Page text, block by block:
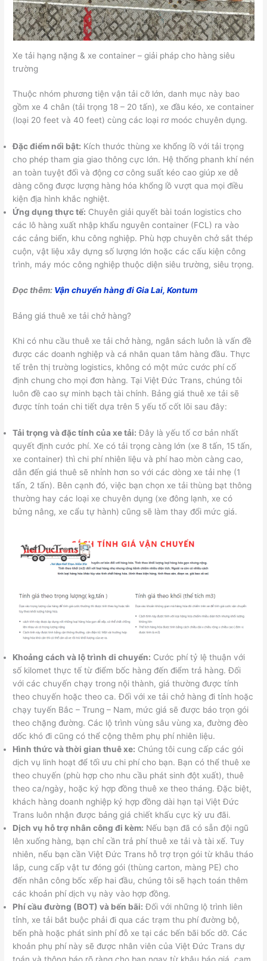
Xe tải hạng nặng & xe container – giải pháp cho hàng siêu
trường
Thuộc nhóm phương tiện vận tải cỡ lớn, danh mục này bao
gồm xe 4 chân (tải trọng 18 – 20 tấn), xe đầu kéo, xe container
(loại 20 feet và 40 feet) cùng các loại rơ moóc chuyên dụng.
Đặc điểm nổi bật: Kích thước thùng xe khổng lồ với tải trọng
cho phép tham gia giao thông cực lớn. Hệ thống phanh khí nén
an toàn tuyệt đối và động cơ công suất kéo cao giúp xe dễ
dàng cõng được lượng hàng hóa khổng lồ vượt qua mọi điều
kiện địa hình khắc nghiệt.
Ứng dụng thực tế: Chuyên giải quyết bài toán logistics cho
các lô hàng xuất nhập khẩu nguyên container (FCL) ra vào
các cảng biển, khu công nghiệp. Phù hợp chuyên chở sắt thép
cuộn, vật liệu xây dựng số lượng lớn hoặc các cấu kiện công
trình, máy móc công nghiệp thuộc diện siêu trường, siêu trọng.
Đọc thêm: Vận chuyển hàng đi Gia Lai, Kontum
Bảng giá thuê xe tải chở hàng?
Khi có nhu cầu thuê xe tải chở hàng, ngân sách luôn là vấn đề
được các doanh nghiệp và cá nhân quan tâm hàng đầu. Thực
tế trên thị trường logistics, không có một mức cước phí cố
định chung cho mọi đơn hàng. Tại Việt Đức Trans, chúng tôi
luôn đề cao sự minh bạch tài chính. Bảng giá thuê xe tải sẽ
được tính toán chi tiết dựa trên 5 yếu tố cốt lõi sau đây:
Tải trọng và đặc tính của xe tải: Đây là yếu tố cơ bản nhất
quyết định cước phí. Xe có tải trọng càng lớn (xe 8 tấn, 15 tấn,
xe container) thì chi phí nhiên liệu và phí hao mòn càng cao,
dẫn đến giá thuê sẽ nhỉnh hơn so với các dòng xe tải nhẹ (1
tấn, 2 tấn). Bên cạnh đó, việc bạn chọn xe tải thùng bạt thông
thường hay các loại xe chuyên dụng (xe đông lạnh, xe có
bửng nâng, xe cẩu tự hành) cũng sẽ làm thay đổi mức giá.
Khoảng cách và lộ trình di chuyển: Cước phí tỷ lệ thuận với
số kilomet thực tế từ điểm bốc hàng đến điểm trả hàng. Đối
với các chuyến chạy trong nội thành, giá thường được tính
theo chuyến hoặc theo ca. Đối với xe tải chở hàng đi tỉnh hoặc
chạy tuyến Bắc – Trung – Nam, mức giá sẽ được báo trọn gói
theo chặng đường. Các lộ trình vùng sâu vùng xa, đường đèo
dốc khó đi cũng có thể cộng thêm phụ phí nhiên liệu.
Hình thức và thời gian thuê xe: Chúng tôi cung cấp các gói
dịch vụ linh hoạt để tối ưu chi phí cho bạn. Bạn có thể thuê xe
theo chuyến (phù hợp cho nhu cầu phát sinh đột xuất), thuê
theo ca/ngày, hoặc ký hợp đồng thuê xe theo tháng. Đặc biệt,
khách hàng doanh nghiệp ký hợp đồng dài hạn tại Việt Đức
Trans luôn nhận được bảng giá chiết khấu cực kỳ ưu đãi.
Dịch vụ hỗ trợ nhân công đi kèm: Nếu bạn đã có sẵn đội ngũ
lên xuống hàng, bạn chỉ cần trả phí thuê xe tải và tài xế. Tuy
nhiên, nếu bạn cần Việt Đức Trans hỗ trợ trọn gói từ khâu tháo
lắp, cung cấp vật tư đóng gói (thùng carton, màng PE) cho
đến nhân công bốc xếp hai đầu, chúng tôi sẽ hạch toán thêm
các khoản phí dịch vụ này vào hợp đồng.
Phí cầu đường (BOT) và bến bãi: Đối với những lộ trình liên
tỉnh, xe tải bắt buộc phải đi qua các trạm thu phí đường bộ,
bến phà hoặc phát sinh phí đỗ xe tại các bến bãi bốc dỡ. Các
khoản phụ phí này sẽ được nhân viên của Việt Đức Trans dự